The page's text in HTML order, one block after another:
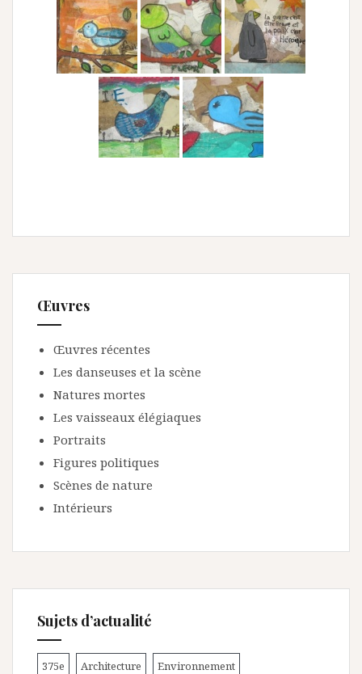
Œuvres
Œuvres récentes
Les danseuses et la scène
Natures mortes
Les vaisseaux élégiaques
Portraits
Figures politiques
Scènes de nature
Intérieurs
Sujets d’actualité
375e Architecture Environnement